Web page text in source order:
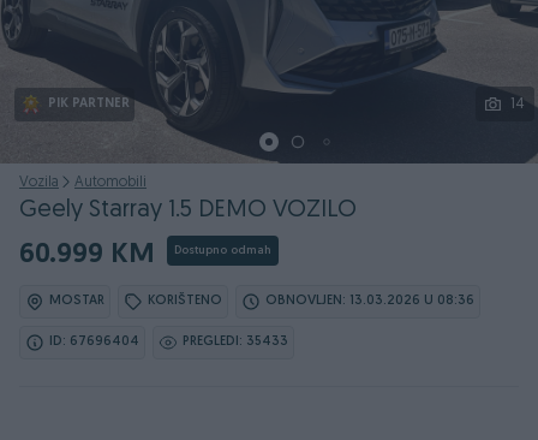
PIK PARTNER 14
Vozila Automobili
Geely Starray 1.5 DEMO VOZILO
60.999 KM Dostupno odmah
MOSTAR KORIŠTENO OBNOVLJEN: 13.03.2026 U 08:36
ID: 67696404 PREGLEDI: 35433